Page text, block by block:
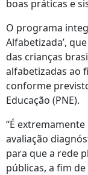
boas práticas e
O programa
Alfabetizada’,
das crianças
alfabetizadas ao
conforme
Educação (PNE).
“É
avaliação
para que a rede
públicas, a fim